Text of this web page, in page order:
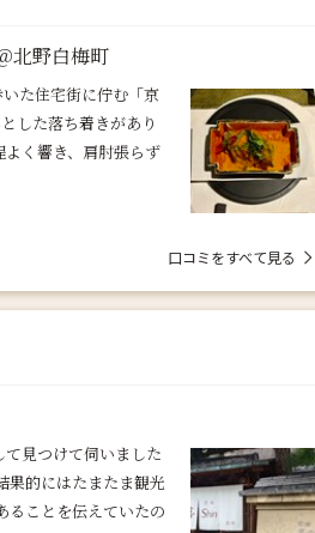
北野白梅町
た住宅街に佇む「京
した落ち着きがあり
く響き、肩肘張らず
口コミをすべて見る
見つけて伺いました
果的にはたまたま観光
ることを伝えていたの